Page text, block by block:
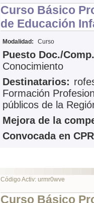
Curso Básico
de Educación
Modalidad: Curso
Puesto Doc./
Conocimiento
Destinatarios:
Formación
públicos de la
Mejora de la
Convocada en
Código Activ: urmr0wve
Curso Básico